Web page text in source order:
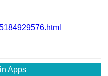
Apps